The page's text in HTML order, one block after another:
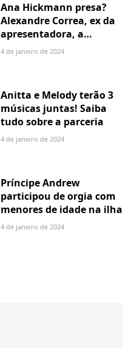
Ana Hickmann presa?
Alexandre Correa, ex da
apresentadora, a
denuncia por alienação
4 de janeiro de 2024
Anitta e Melody terão 3
músicas juntas! Saiba
tudo sobre a parceria
4 de janeiro de 2024
Príncipe Andrew
participou de orgia com
menores de idade na ilha
de Jeffrey Epstein, chefe de
4 de janeiro de 2024